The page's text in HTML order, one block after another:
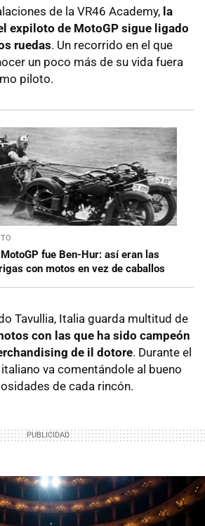
de la VR46 Academy, la
expiloto de MotoGP sigue ligado
ruedas. Un recorrido en el que
un poco más de su vida fuera
piloto.
fue Ben-Hur: así eran las
con motos en vez de caballos
Tavullia, Italia guarda multitud de
con las que ha sido campeón
de il dotore. Durante el
va comentándole al bueno
de cada rincón.